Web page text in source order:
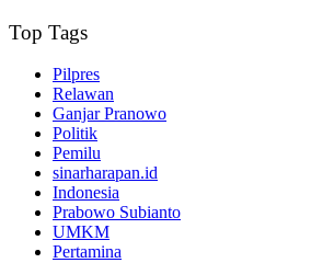
Top Tags
Pilpres
Relawan
Ganjar Pranowo
Politik
Pemilu
sinarharapan.id
Indonesia
Prabowo Subianto
UMKM
Pertamina